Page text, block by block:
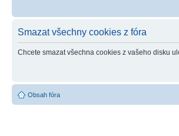
Smazat všechny cookies z fóra
Chcete smazat všechna cookies z vašeho disku
Obsah fóra